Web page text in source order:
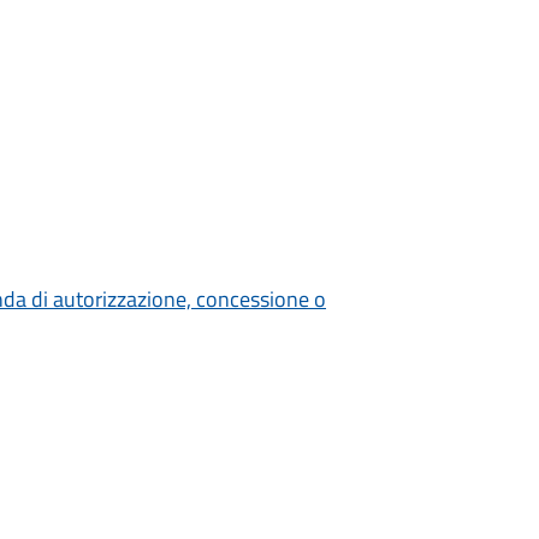
di autorizzazione, concessione o